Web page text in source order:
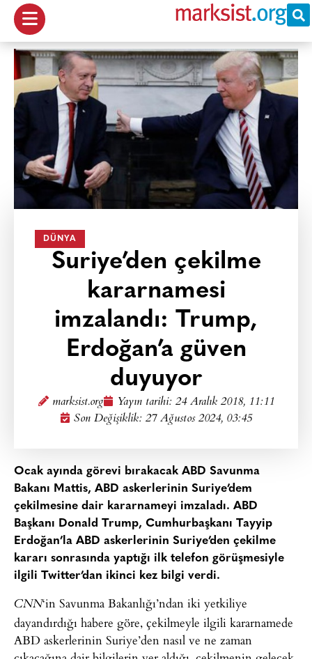
DÜNYA
Suriye’den çekilme
kararnamesi
imzalandı: Trump,
Erdoğan’a güven
duyuyor
marksist.org Yayın tarihi: 24 Aralık 2018, 11:11
Son Değişiklik: 27 Ağustos 2024, 03:45
Ocak ayında görevi bırakacak ABD Savunma
Bakanı Mattis, ABD askerlerinin Suriye’dem
çekilmesine dair kararnameyi imzaladı. ABD
Başkanı Donald Trump, Cumhurbaşkanı Tayyip
Erdoğan’la ABD askerlerinin Suriye’den çekilme
kararı sonrasında yaptığı ilk telefon görüşmesiyle
ilgili Twitter’dan ikinci kez bilgi verdi.
CNN‘in Savunma Bakanlığı’ndan iki yetkiliye
dayandırdığı habere göre, çekilmeyle ilgili kararnamede
ABD askerlerinin Suriye’den nasıl ve ne zaman